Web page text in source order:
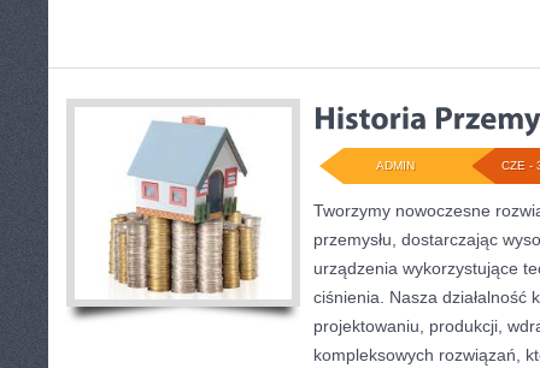
CZE -
ADMIN
Tworzymy nowoczesne
przemysłu, dostarczając
urządzenia wykorzystujące
ciśnienia. Nasza działalność
projektowaniu, produkcji,
kompleksowych rozwiązań,